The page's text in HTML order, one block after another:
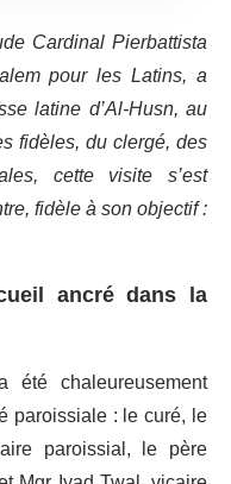
Cardinal Pierbattista
pour les Latins, a
latine d’Al-Husn, au
fidèles, du clergé, des
cette visite s’est
fidèle à son objectif :
ancré dans la
chaleureusement
paroissiale : le curé, le
paroissial, le père